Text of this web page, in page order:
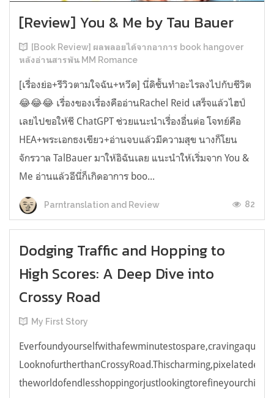
[Review] You & Me by Tau Bauer
[Book Review] ผลพลอยได้จากอาการ book hangover
หลังอ่านสารพัน MM Romance
[เรื่องย่อ+รีวิวตามใจฉัน+หวีด] นี่ดิชั้นทำอะไรลงไปกับชีวิต
😂😂😂 เรื่องของเรื่องคืออ่านRachel Reid เสร็จแล้วไฮป์
เลยไปขอให้ชี ChatGPT ช่วยแนะนำเรื่องอื่นต่อ โจทย์คือ
HEA+พระเอกธงเขียว+อ่านจบแล้วมีความสุข นางก็โยน
จักรวาล TalBauer มาให้อิฉันเลย แนะนำให้เริ่มจาก You &
Me อ่านแล้วอีนี่ก็เกิดอาการ boo...
Parntranslation and Review 82
Dodging Traffic and Hopping to
High Scores: A Deep Dive into
Crossy Road
My First Story